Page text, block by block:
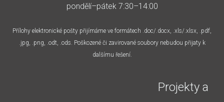
pondělí–pátek 7:30–14:00
Přílohy elektronické pošty přijímáme ve formátech .doc/.docx, .xls/.xlsx, .pdf,
.jpg, .png, .odt, .ods. Poškozené či zavirované soubory nebudou přijaty k
dalšímu řešení.
Projekty a